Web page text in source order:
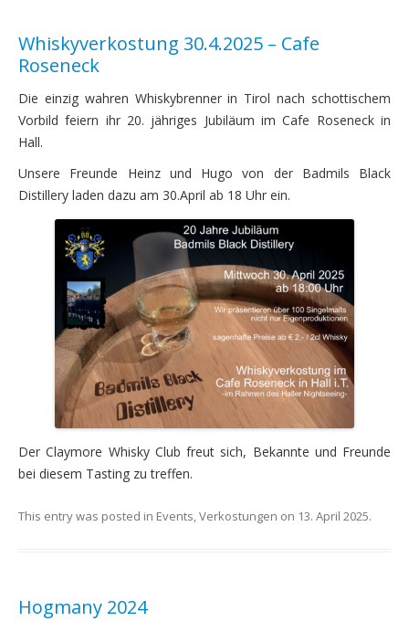
Whiskyverkostung 30.4.2025 – Cafe
Roseneck
Die einzig wahren Whiskybrenner in Tirol nach schottischem
Vorbild feiern ihr 20. jähriges Jubiläum im Cafe Roseneck in
Hall.
Unsere Freunde Heinz und Hugo von der Badmils Black
Distillery laden dazu am 30.April ab 18 Uhr ein.
Der Claymore Whisky Club freut sich, Bekannte und Freunde
bei diesem Tasting zu treffen.
This entry was posted in Events,Verkostungen on 13. April 2025.
Hogmany 2024